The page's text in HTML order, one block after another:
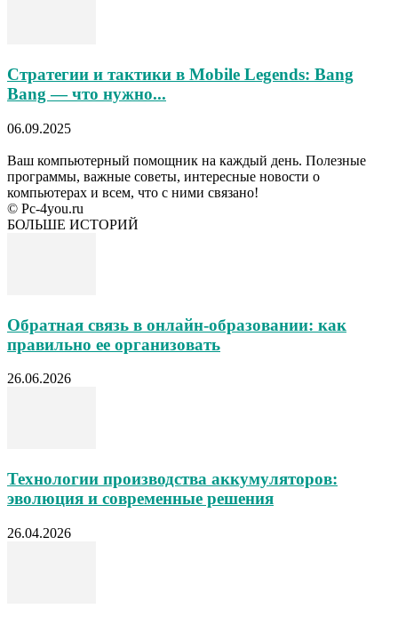
Стратегии и тактики в Mobile Legends: Bang
Bang — что нужно...
06.09.2025
Ваш компьютерный помощник на каждый день. Полезные
программы, важные советы, интересные новости о
компьютерах и всем, что с ними связано!
© Pc-4you.ru
БОЛЬШЕ ИСТОРИЙ
Обратная связь в онлайн-образовании: как
правильно ее организовать
26.06.2026
Технологии производства аккумуляторов:
эволюция и современные решения
26.04.2026